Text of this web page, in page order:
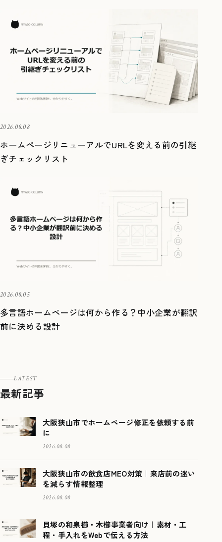
2026.08.08
ホームページリニューアルでURLを変える前の引継
ぎチェックリスト
2026.08.05
多言語ホームページは何から作る？中小企業が翻訳
前に決める設計
LATEST
最新記事
大阪狭山市でホームページ修正を依頼する前
に
2026.08.08
大阪狭山市の飲食店MEO対策｜来店前の迷い
を減らす情報整理
2026.08.08
貝塚の和泉櫛・木櫛事業者向け｜素材・工
程・手入れをWebで伝える方法